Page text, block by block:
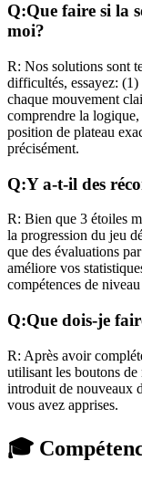
Q:Que faire si la
moi?
R: Nos solutions sont
difficultés, essayez:
chaque mouvement
comprendre la
position de plateau
précisément.
Q:Y a-t-il des
R: Bien que 3 étoiles
la progression du jeu
que des évaluations
améliore vos
compétences de
Q:Que dois-je
R: Après avoir
utilisant les boutons
introduit de nouveaux
vous avez apprises.
🎓